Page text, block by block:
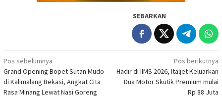
SEBARKAN
Navigasi
pos
Pos sebelumnya
Grand Opening Bopet Sutan Mudo
di Kalimalang Bekasi, Angkat Cita
Rasa Minang Lewat Nasi Goreng
Pos berikutnya
Hadir di IIMS 2026, Italjet Keluarkan
Dua Motor Skutik Premium mulai
Rp 88 Juta